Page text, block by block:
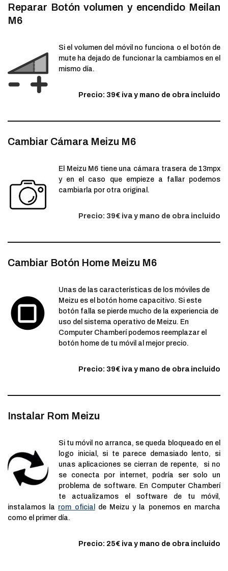
Reparar Botón volumen y encendido Meilan
M6
Si el volumen del móvil no funciona o el botón de
mute ha dejado de funcionar la cambiamos en el
mismo día.
Precio: 39€ iva y mano de obra incluido
Cambiar Cámara Meizu M6
El Meizu M6 tiene una cámara trasera de 13mpx
y en el caso que empieze a fallar podemos
cambiarla por otra original.
Precio: 39€ iva y mano de obra incluido
Cambiar Botón Home Meizu M6
Unas de las características de los móviles de
Meizu es el botón home capacitivo. Si este
botón falla se pierde mucho de la experiencia de
uso del sistema operativo de Meizu. En
Computer Chamberí podemos reemplazar el
botón home de tu móvil al mejor precio.
Precio: 39€ iva y mano de obra incluido
Instalar Rom Meizu
Si tu móvil no arranca, se queda bloqueado en el
logo inicial, si te parece demasiado lento, si
unas aplicaciones se cierran de repente, si no
se conecta por internet, podría ser solo un
problema de software. En Computer Chamberí
te actualizamos el software de tu móvil,
instalamos la rom oficial
de Meizu y la ponemos en marcha
como el primer día.
Precio: 25€ iva y mano de obra incluido